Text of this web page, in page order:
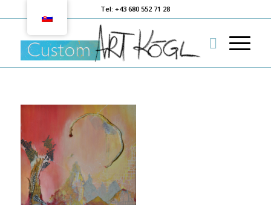
Tel: +43 680 552 71 28